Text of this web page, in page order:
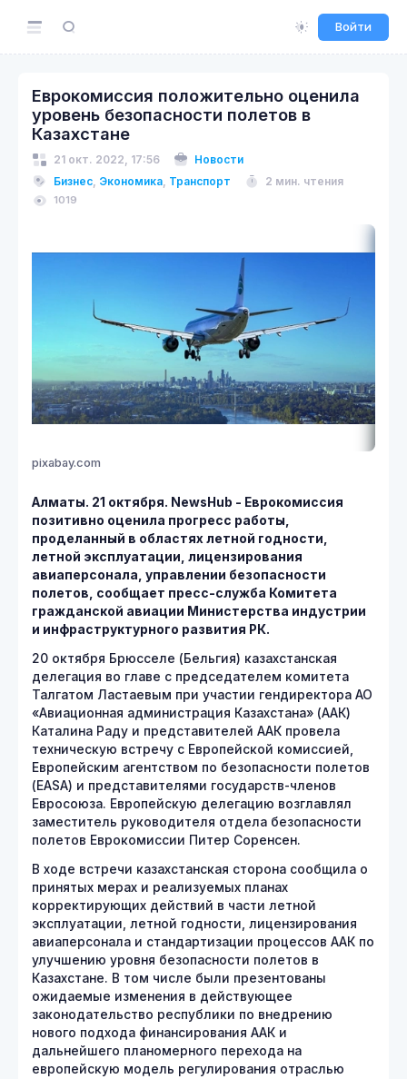
Войти
Еврокомиссия положительно оценила
уровень безопасности полетов в
Казахстане
21 окт. 2022, 17:56
Новости
Бизнес, Экономика, Транспорт 2 мин. чтения
1019
pixabay.com
Алматы. 21 октября. NewsHub - Еврокомиссия
позитивно оценила прогресс работы,
проделанный в областях летной годности,
летной эксплуатации, лицензирования
авиаперсонала, управлении безопасности
полетов, сообщает пресс-служба Комитета
гражданской авиации Министерства индустрии
и инфраструктурного развития РК.
20 октября Брюсселе (Бельгия) казахстанская
делегация во главе с председателем комитета
Талгатом Ластаевым при участии гендиректора АО
«Авиационная администрация Казахстана» (ААК)
Каталина Раду и представителей ААК провела
техническую встречу с Европейской комиссией,
Европейским агентством по безопасности полетов
(EASA) и представителями государств-членов
Евросоюза. Европейскую делегацию возглавлял
заместитель руководителя отдела безопасности
полетов Еврокомиссии Питер Соренсен.
В ходе встречи казахстанская сторона сообщила о
принятых мерах и реализуемых планах
корректирующих действий в части летной
эксплуатации, летной годности, лицензирования
авиаперсонала и стандартизации процессов ААК по
улучшению уровня безопасности полетов в
Казахстане. В том числе были презентованы
ожидаемые изменения в действующее
законодательство республики по внедрению
нового подхода финансирования ААК и
дальнейшего планомерного перехода на
европейскую модель регулирования отраслью